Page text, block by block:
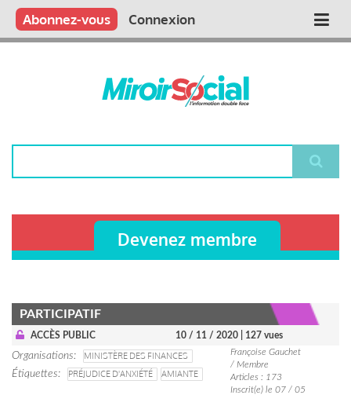
Aller
contenu
Main
Qui sommes nous ?
Vous publiez
Nous publions
Contactez-nous
Abonnez-vous Connexion
Devenez membre
PARTICIPATIF
ACCÈS PUBLIC 10 / 11 / 2020 | 127 vues
Organisations
MINISTÈRE DES FINANCES
Étiquettes
PRÉJUDICE D'ANXIÉTÉ AMIANTE
Françoise Gauchet
/ Membre
Articles : 173
Inscrit(e) le 07 / 05